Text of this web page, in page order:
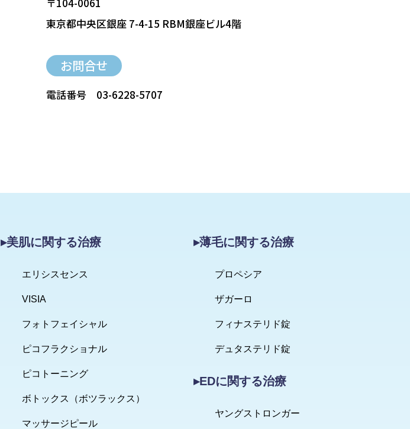
東京都中央区銀座 7-4-15 RBM銀座ビル4階
お問合せ
電話番号 03-6228-5707
▸美肌に関する治療
エリシスセンス
VISIA
フォトフェイシャル
ピコフラクショナル
ピコトーニング
ボトックス（ボツラックス）
マッサージピール
▸薄毛に関する治療
プロペシア
ザガーロ
フィナステリド錠
デュタステリド錠
▸EDに関する治療
ヤングストロンガー